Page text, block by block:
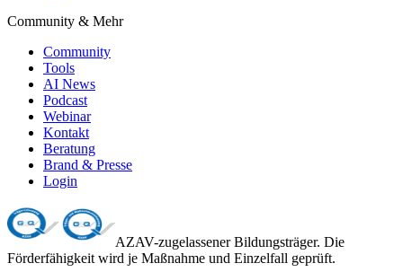
Community & Mehr
Community
Tools
AI News
Podcast
Webinar
Kontakt
Beratung
Brand & Presse
Login
AZAV-zugelassener Bildungsträger. Die
Förderfähigkeit wird je Maßnahme und Einzelfall geprüft.